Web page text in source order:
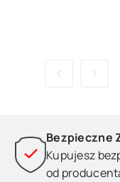
Bezpieczne
Kupujesz
od